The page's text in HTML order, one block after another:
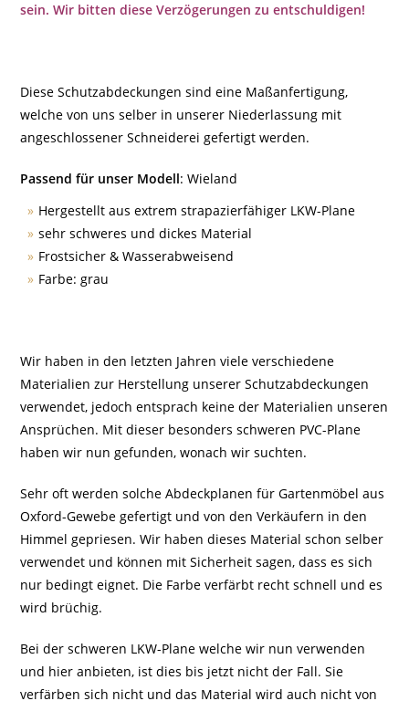
sein. Wir bitten diese Verzögerungen zu entschuldigen!
Diese Schutzabdeckungen sind eine Maßanfertigung,
welche von uns selber in unserer Niederlassung mit
angeschlossener Schneiderei gefertigt werden.
Passend für unser Modell: Wieland
Hergestellt aus extrem strapazierfähiger LKW-Plane
sehr schweres und dickes Material
Frostsicher & Wasserabweisend
Farbe: grau
Wir haben in den letzten Jahren viele verschiedene
Materialien zur Herstellung unserer Schutzabdeckungen
verwendet, jedoch entsprach keine der Materialien unseren
Ansprüchen. Mit dieser besonders schweren PVC-Plane
haben wir nun gefunden, wonach wir suchten.
Sehr oft werden solche Abdeckplanen für Gartenmöbel aus
Oxford-Gewebe gefertigt und von den Verkäufern in den
Himmel gepriesen. Wir haben dieses Material schon selber
verwendet und können mit Sicherheit sagen, dass es sich
nur bedingt eignet. Die Farbe verfärbt recht schnell und es
wird brüchig.
Bei der schweren LKW-Plane welche wir nun verwenden
und hier anbieten, ist dies bis jetzt nicht der Fall. Sie
verfärben sich nicht und das Material wird auch nicht von